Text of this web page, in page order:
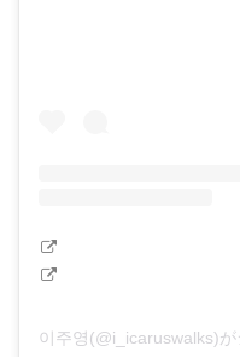
이주영(@i_icaruswalks)